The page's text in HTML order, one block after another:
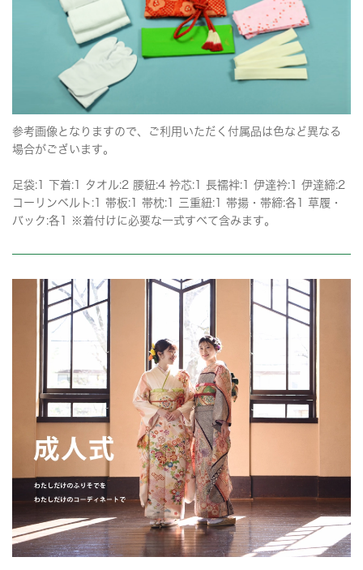
参考画像となりますので、ご利用いただく付属品は色など異なる
場合がございます。
足袋:1 下着:1 タオル:2 腰紐:4 衿芯:1 長襦袢:1 伊達衿:1 伊達締:2
コーリンベルト:1 帯板:1 帯枕:1 三重紐:1 帯揚・帯締:各1 草履・
バック:各1 ※着付けに必要な一式すべて含みます。